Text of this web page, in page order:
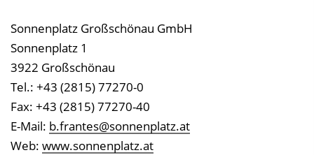
Sonnenplatz Großschönau GmbH
Sonnenplatz 1
3922 Großschönau
Tel.: +43 (2815) 77270-0
Fax: +43 (2815) 77270-40
E-Mail: b.frantes@sonnenplatz.at
Web: www.sonnenplatz.at